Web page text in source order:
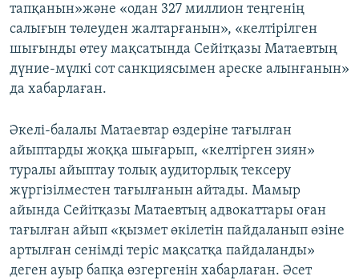
тапқанын»және «одан 327 миллион теңгенің
салығын төлеуден жалтарғанын», «келтірілген
шығынды өтеу мақсатында Сейітқазы Матаевтың
дүние-мүлкі сот санкциясымен ареске алынғанын»
да хабарлаған.
Әкелі-балалы Матаевтар өздеріне тағылған
айыптарды жоққа шығарып, «келтірген зиян»
туралы айыптау толық аудиторлық тексеру
жүргізілместен тағылғанын айтады. Мамыр
айында Сейітқазы Матаевтың адвокаттары оған
тағылған айып «қызмет өкілетін пайдаланып өзіне
артылған сенімді теріс мақсатқа пайдаланды»
деген ауыр бапқа өзгергенін хабарлаған. Әсет